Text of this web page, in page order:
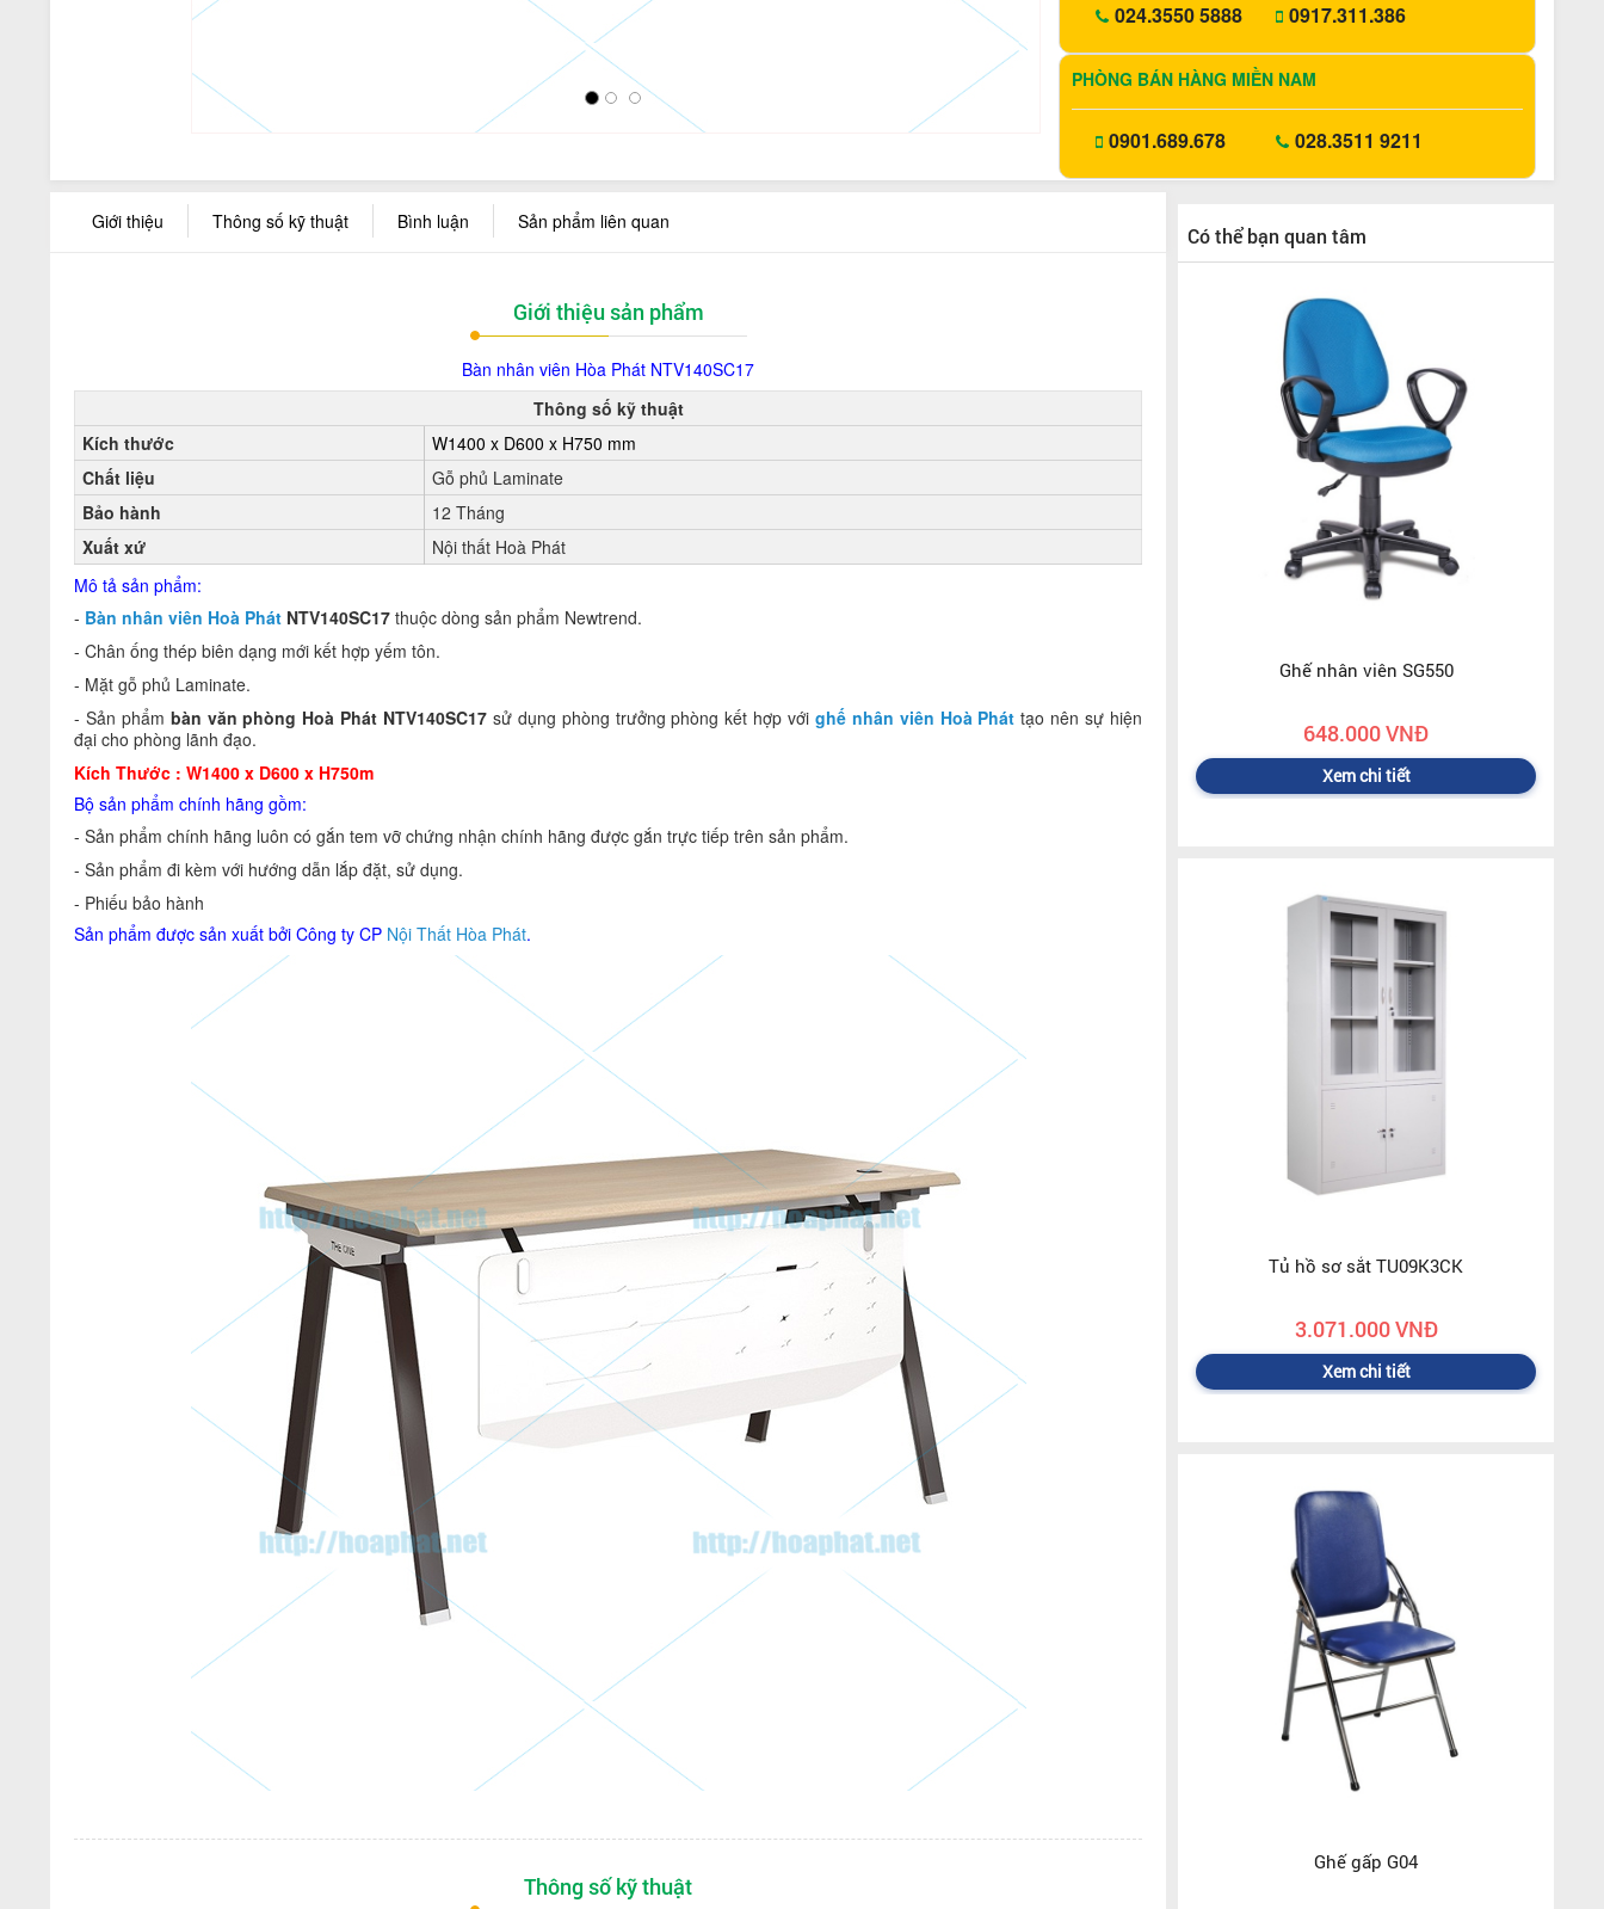
024.3550 5888
0917.311.386
PHÒNG BÁN HÀNG MIỀN NAM
0901.689.678 028.3511 9211
Giới thiệu Thông số kỹ thuật Bình luận Sản phẩm liên quan
Giới thiệu sản phẩm
Bàn nhân viên Hòa Phát NTV140SC17
Thông số kỹ thuật
Kích thước
W1400 x D600 x H750 mm
Chất liệu
Gỗ phủ Laminate
Bảo hành
12 Tháng
Xuất xứ
Nội thất Hoà Phát
Mô tả sản phẩm:
- Bàn nhân viên Hoà Phát NTV140SC17 thuộc dòng sản phẩm Newtrend.
- Chân ống thép biên dạng mới kết hợp yếm tôn.
- Mặt gỗ phủ Laminate.
- Sản phẩm bàn văn phòng Hoà Phát NTV140SC17 sử dụng phòng trưởng phòng kết hợp với ghế nhân viên Hoà Phát tạo nên sự hiện
đại cho phòng lãnh đạo.
Kích Thước : W1400 x D600 x H750m
Bộ sản phẩm chính hãng gồm:
- Sản phẩm chính hãng luôn có gắn tem vỡ chứng nhận chính hãng được gắn trực tiếp trên sản phẩm.
- Sản phẩm đi kèm với hướng dẫn lắp đặt, sử dụng.
- Phiếu bảo hành
Sản phẩm được sản xuất bởi Công ty CP Nội Thất Hòa Phát.
Thông số kỹ thuật
Có thể bạn quan tâm
Ghế nhân viên SG550
648.000 VNĐ
Xem chi tiết
Tủ hồ sơ sắt TU09K3CK
3.071.000 VNĐ
Xem chi tiết
Ghế gấp G04